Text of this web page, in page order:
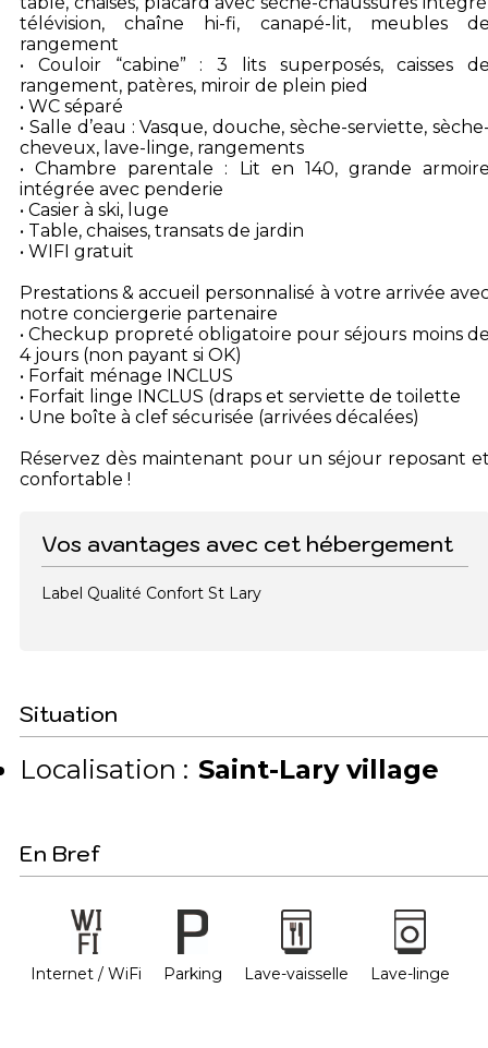
télévision, chaîne hi-fi, canapé-lit, meubles
rangement
• Couloir “cabine” : 3 lits superposés, caisses
rangement, patères, miroir de plein pied
• WC séparé
• Salle d’eau : Vasque, douche, sèche-serviette,
cheveux, lave-linge, rangements
• Chambre parentale : Lit en 140, grande
intégrée avec penderie
• Casier à ski, luge
• Table, chaises, transats de jardin
• WIFI gratuit
Prestations & accueil personnalisé à votre arrivée
notre conciergerie partenaire
• Checkup propreté obligatoire pour séjours moins
4 jours (non payant si OK)
• Forfait ménage INCLUS
• Forfait linge INCLUS (draps et serviette de toilette
• Une boîte à clef sécurisée (arrivées décalées)
Réservez dès maintenant pour un séjour reposant
confortable !
Vos avantages avec cet hébergement
Label Qualité Confort St Lary
Situation
Localisation : Saint-Lary village
En Bref
Internet / WiFi Parking Lave-vaisselle Lave-linge